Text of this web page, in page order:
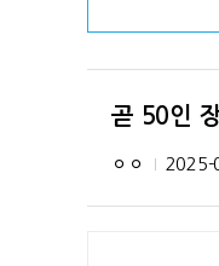
곧 50인
ㅇㅇ 2025-